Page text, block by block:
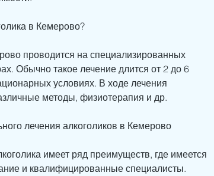
в Кемерово?
проводится на специализированных
Обычно такое лечение длится от 2 до 6
условиях. В ходе лечения
методы, физиотерапия и др.
лечения алкоголиков в Кемерово
имеет ряд преимуществ, где имеется
и квалифицированные специалисты.